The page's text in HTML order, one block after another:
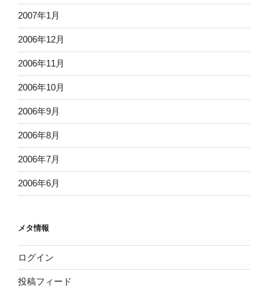
2007年1月
2006年12月
2006年11月
2006年10月
2006年9月
2006年8月
2006年7月
2006年6月
メタ情報
ログイン
投稿フィード